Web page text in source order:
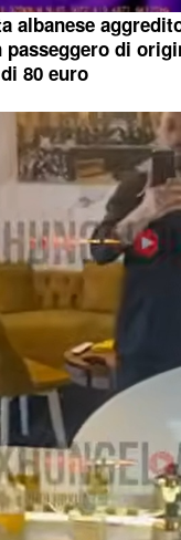
albanese
passeggero di
80 euro